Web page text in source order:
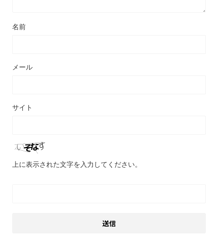
名前
メール
サイト
上に表示された文字を入力してください。